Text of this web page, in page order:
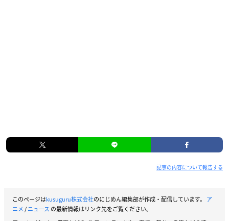
記事の内容について報告する
このページはkusuguru株式会社のにじめん編集部が作成・配信しています。 ア
ニメ/ニュース の最新情報はリンク先をご覧ください。